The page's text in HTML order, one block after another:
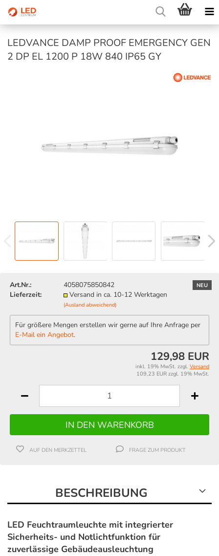
LEDVANCE DAMP PROOF EMERGENCY GEN
2 DP EL 1200 P 18W 840 IP65 GY
NEU
Art.Nr.:
4058075850842
Lieferzeit:
Versand in ca. 10-12 Werktagen
(Ausland abweichend)
Für größere Mengen erstellen wir gerne auf Ihre Anfrage per
E-Mail ein Angebot.
129,98 EUR
inkl. 19% MwSt. zzgl. Versand
109,23 EUR zzgl. 19% MwSt.
AUF DEN MERKZETTEL FRAGE ZUM PRODUKT
BESCHREIBUNG
LED Feuchtraumleuchte mit integrierter
Sicherheits- und Notlichtfunktion für
zuverlässige Gebäudeausleuchtung